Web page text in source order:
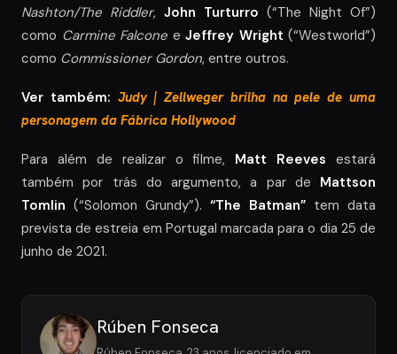
Nashton/The Riddler, John Turturro (“The Night Of”)
como Carmine Falcone e Jeffrey Wright (“Westworld”)
como Commissioner Gordon, entre outros.
Ver também: Judy | Zellweger brilha na pele de uma
personagem da Fábrica Hollywood
Para além de realizar o filme, Matt Reeves estará
também por trás do argumento, a par de Mattson
Tomlin (“Solomon Grundy”). “The Batman” tem data
prevista de estreia em Portugal marcada para o dia 25 de
junho de 2021.
Rúben Fonseca